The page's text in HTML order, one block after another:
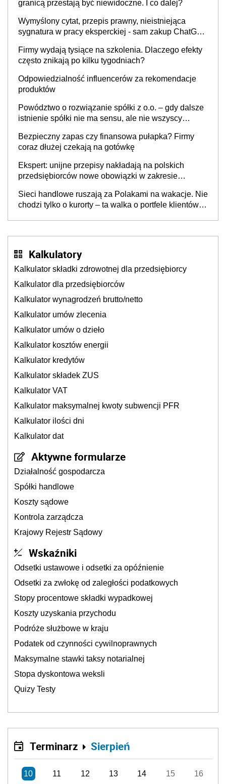
granicą przestają być niewidoczne. I co dalej?
Wymyślony cytat, przepis prawny, nieistniejąca
sygnatura w pracy eksperckiej - sam zakup ChatGPT
Firmy wydają tysiące na szkolenia. Dlaczego efekty
często znikają po kilku tygodniach?
Odpowiedzialność influencerów za rekomendacje
produktów
Powództwo o rozwiązanie spółki z o.o. – gdy dalsze
istnienie spółki nie ma sensu, ale nie wszyscy
Bezpieczny zapas czy finansowa pułapka? Firmy
coraz dłużej czekają na gotówkę
Ekspert: unijne przepisy nakładają na polskich
przedsiębiorców nowe obowiązki w zakresie
Sieci handlowe ruszają za Polakami na wakacje. Nie
chodzi tylko o kurorty – ta walka o portfele klientów
Kalkulatory
Kalkulator składki zdrowotnej dla przedsiębiorcy
Kalkulator dla przedsiębiorców
Kalkulator wynagrodzeń brutto/netto
Kalkulator umów zlecenia
Kalkulator umów o dzieło
Kalkulator kosztów energii
Kalkulator kredytów
Kalkulator składek ZUS
Kalkulator VAT
Kalkulator maksymalnej kwoty subwencji PFR
Kalkulator ilości dni
Kalkulator dat
Aktywne formularze
Działalność gospodarcza
Spółki handlowe
Koszty sądowe
Kontrola zarządcza
Krajowy Rejestr Sądowy
Wskaźniki
Odsetki ustawowe i odsetki za opóźnienie
Odsetki za zwłokę od zaległości podatkowych
Stopy procentowe składki wypadkowej
Koszty uzyskania przychodu
Podróże służbowe w kraju
Podatek od czynności cywilnoprawnych
Maksymalne stawki taksy notarialnej
Stopa dyskontowa weksli
Quizy Testy
Terminarz Sierpień
10 11 12 13 14 15 16